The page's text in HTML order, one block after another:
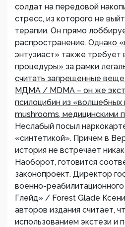
солдат на передовой
стресс, из которого не
терапии. Он прямо
распространение. Однако
энтузиаст» также требует
процедуры» за рамки
считать запрещенные
МДМА / MDMA – он же
псилоцибин из
mushrooms, медицинскими
Неслабый посыл
«синтетикой». Причем в
история не встречает
Наоборот, готовится
законопроект. Директор
военно-
Глейд» / Forest Glade
авторов издания считает,
использованием экстези и